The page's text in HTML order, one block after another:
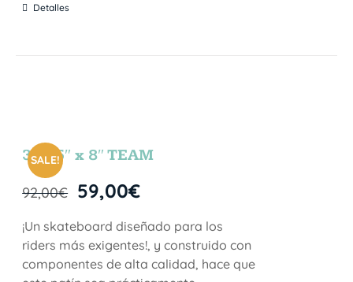
Detalles
SALE!
31.75″ x 8″ TEAM
92,00€ 59,00€
¡Un skateboard diseñado para los
riders más exigentes!, y construido con
componentes de alta calidad, hace que